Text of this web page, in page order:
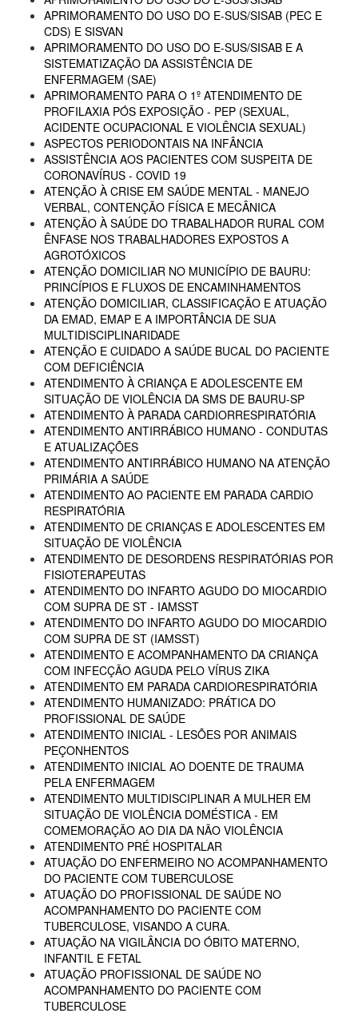
APRIMORAMENTO DO USO DO E-SUS/SISAB (PEC E
CDS) E SISVAN
APRIMORAMENTO DO USO DO E-SUS/SISAB E A
SISTEMATIZAÇÃO DA ASSISTÊNCIA DE
ENFERMAGEM (SAE)
APRIMORAMENTO PARA O 1º ATENDIMENTO DE
PROFILAXIA PÓS EXPOSIÇÃO - PEP (SEXUAL,
ACIDENTE OCUPACIONAL E VIOLÊNCIA SEXUAL)
ASPECTOS PERIODONTAIS NA INFÂNCIA
ASSISTÊNCIA AOS PACIENTES COM SUSPEITA DE
CORONAVÍRUS - COVID 19
ATENÇÃO À CRISE EM SAÚDE MENTAL - MANEJO
VERBAL, CONTENÇÃO FÍSICA E MECÂNICA
ATENÇÃO À SAÚDE DO TRABALHADOR RURAL COM
ÊNFASE NOS TRABALHADORES EXPOSTOS A
AGROTÓXICOS
ATENÇÃO DOMICILIAR NO MUNICÍPIO DE BAURU:
PRINCÍPIOS E FLUXOS DE ENCAMINHAMENTOS
ATENÇÃO DOMICILIAR, CLASSIFICAÇÃO E ATUAÇÃO
DA EMAD, EMAP E A IMPORTÂNCIA DE SUA
MULTIDISCIPLINARIDADE
ATENÇÃO E CUIDADO A SAÚDE BUCAL DO PACIENTE
COM DEFICIÊNCIA
ATENDIMENTO À CRIANÇA E ADOLESCENTE EM
SITUAÇÃO DE VIOLÊNCIA DA SMS DE BAURU-SP
ATENDIMENTO À PARADA CARDIORRESPIRATÓRIA
ATENDIMENTO ANTIRRÁBICO HUMANO - CONDUTAS
E ATUALIZAÇÕES
ATENDIMENTO ANTIRRÁBICO HUMANO NA ATENÇÃO
PRIMÁRIA A SAÚDE
ATENDIMENTO AO PACIENTE EM PARADA CARDIO
RESPIRATÓRIA
ATENDIMENTO DE CRIANÇAS E ADOLESCENTES EM
SITUAÇÃO DE VIOLÊNCIA
ATENDIMENTO DE DESORDENS RESPIRATÓRIAS POR
FISIOTERAPEUTAS
ATENDIMENTO DO INFARTO AGUDO DO MIOCARDIO
COM SUPRA DE ST - IAMSST
ATENDIMENTO DO INFARTO AGUDO DO MIOCARDIO
COM SUPRA DE ST (IAMSST)
ATENDIMENTO E ACOMPANHAMENTO DA CRIANÇA
COM INFECÇÃO AGUDA PELO VÍRUS ZIKA
ATENDIMENTO EM PARADA CARDIORESPIRATÓRIA
ATENDIMENTO HUMANIZADO: PRÁTICA DO
PROFISSIONAL DE SAÚDE
ATENDIMENTO INICIAL - LESÕES POR ANIMAIS
PEÇONHENTOS
ATENDIMENTO INICIAL AO DOENTE DE TRAUMA
PELA ENFERMAGEM
ATENDIMENTO MULTIDISCIPLINAR A MULHER EM
SITUAÇÃO DE VIOLÊNCIA DOMÉSTICA - EM
COMEMORAÇÃO AO DIA DA NÃO VIOLÊNCIA
ATENDIMENTO PRÉ HOSPITALAR
ATUAÇÃO DO ENFERMEIRO NO ACOMPANHAMENTO
DO PACIENTE COM TUBERCULOSE
ATUAÇÃO DO PROFISSIONAL DE SAÚDE NO
ACOMPANHAMENTO DO PACIENTE COM
TUBERCULOSE, VISANDO A CURA.
ATUAÇÃO NA VIGILÂNCIA DO ÓBITO MATERNO,
INFANTIL E FETAL
ATUAÇÃO PROFISSIONAL DE SAÚDE NO
ACOMPANHAMENTO DO PACIENTE COM
TUBERCULOSE